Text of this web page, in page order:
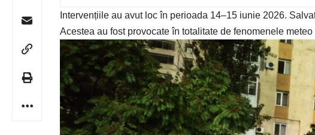
Intervențiile au avut loc în perioada 14–15 iunie 2026.
Acestea au fost provocate în totalitate de fenomenele meteo